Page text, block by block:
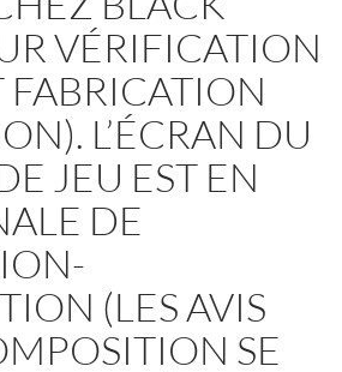
VÉRIFICATION
FABRICATION
L’ÉCRAN DU
JEU EST EN
DE
(LES AVIS
SE